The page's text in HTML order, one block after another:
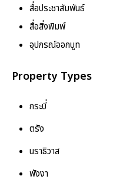
สื่อประชาสัมพันธ์
สื่อสิ่งพิมพ์
อุปกรณ์ออกบูท
Property Types
กระบี่
ตรัง
นราธิวาส
พังงา